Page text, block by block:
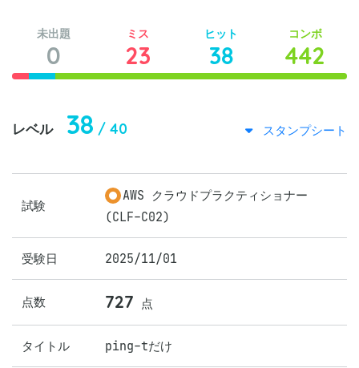
未出題
0
ミス
23
ヒット
38
コンボ
442
レベル 38 / 40 スタンプシート
試験
AWS クラウドプラクティショナー
(CLF-C02)
受験日 2025/11/01
点数 727 点
タイトル ping-tだけ